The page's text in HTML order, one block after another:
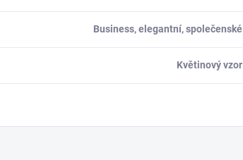
Business, elegantní, společenské
Květinový vzor